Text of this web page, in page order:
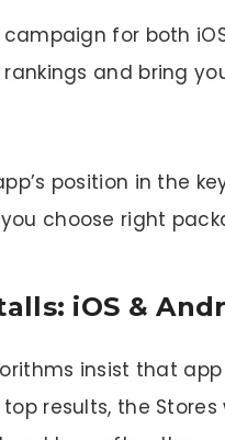
for both
rankings and bring
position in the
choose right
iOS &
insist that
results, the